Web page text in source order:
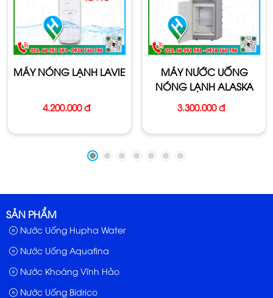
MÁY NÓNG LẠNH LAVIE
4.200.000 đ
MÁY NƯỚC UỐNG
NÓNG LẠNH ALASKA
R36C
3.300.000 đ
SẢN PHẨM
Nước Uống Hupha Water
Nước Uống Aquafina
Nước Khoáng Vĩnh Hảo
Nước Uống Bidrico